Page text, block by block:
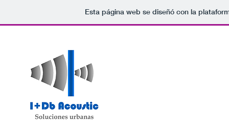
Esta página web se diseñó con la